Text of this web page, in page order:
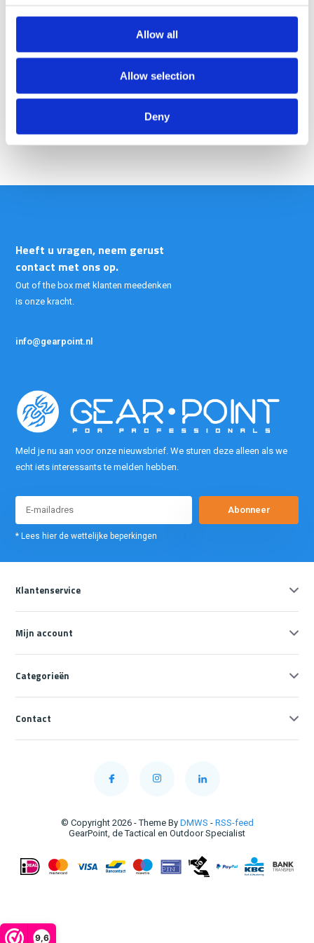
Allow all
Allow selection
Deny
9,6
je advies nodig over hoe jij de perfecte tactische uitrusting kunt
samenstellen? Neem dan contact op met ons. Gearpoint.nl is te
bereiken via +31 33 7200 99 of stuur een mail naar
PROTEQ biedt net dat beetje extra zekerheid!
Heeft u vragen, neem gerust
contact met ons op.
Out of the box met klanten meedenken
is onze kracht.
info@gearpoint.nl
Meld je nu aan voor onze nieuwsbrief. We sturen deze alleen als we
echt iets interessants te melden hebben.
Abonneer
* Lees hier de wettelijke beperkingen
Klantenservice
Mijn account
Categorieën
Contact
© Copyright 2026 - Theme By DMWS - RSS-feed
GearPoint, de Tactical en Outdoor Specialist